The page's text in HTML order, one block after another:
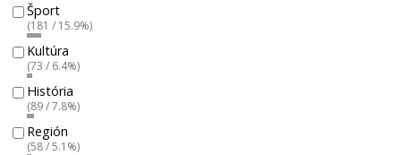
Šport
(181 / 15.9%)
Kultúra
(73 / 6.4%)
História
(89 / 7.8%)
Región
(58 / 5.1%)